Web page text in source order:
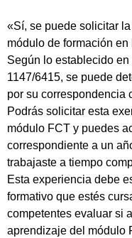
«Sí, se puede solicitar
módulo de formación
Según lo establecido
1147/6415, se puede
por su correspondencia
Podrás solicitar esta
módulo FCT y puedes
correspondiente a un
trabajaste a tiempo
Esta experiencia debe
formativo que estés
competentes evaluar si
aprendizaje del módulo